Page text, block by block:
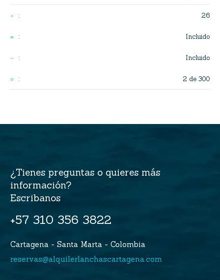
: 26
: Incluido
: Incluido
: 2 de 300
¿Tienes preguntas o quieres más
información?
Escribanos
+57 310 356 3822
Cartagena - Santa Marta - Colombia
reservas@alquilerlanchascartagena.com